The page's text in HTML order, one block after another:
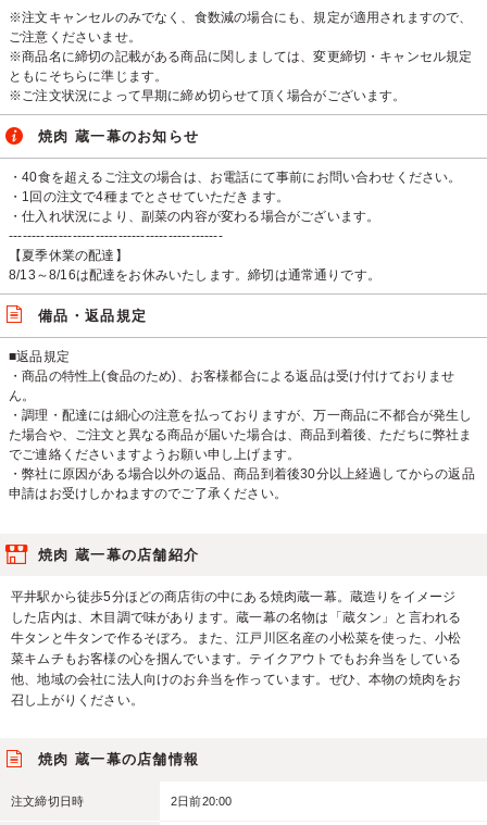
※注文キャンセルのみでなく、食数減の場合にも、規定が適用されますので、
ご注意くださいませ。
※商品名に締切の記載がある商品に関しましては、変更締切・キャンセル規定
ともにそちらに準じます。
※ご注文状況によって早期に締め切らせて頂く場合がございます。
焼肉 蔵一幕のお知らせ
・40食を超えるご注文の場合は、お電話にて事前にお問い合わせください。
・1回の注文で4種までとさせていただきます。
・仕入れ状況により、副菜の内容が変わる場合がございます。
-----------------------------------------------
【夏季休業の配達】
8/13～8/16は配達をお休みいたします。締切は通常通りです。
備品・返品規定
■返品規定
・商品の特性上(食品のため)、お客様都合による返品は受け付けておりませ
ん。
・調理・配達には細心の注意を払っておりますが、万一商品に不都合が発生し
た場合や、ご注文と異なる商品が届いた場合は、商品到着後、ただちに弊社ま
でご連絡くださいますようお願い申し上げます。
・弊社に原因がある場合以外の返品、商品到着後30分以上経過してからの返品
申請はお受けしかねますのでご了承ください。
焼肉 蔵一幕の店舗紹介
平井駅から徒歩5分ほどの商店街の中にある焼肉蔵一幕。蔵造りをイメージ
した店内は、木目調で味があります。蔵一幕の名物は「蔵タン」と言われる
牛タンと牛タンで作るそぼろ。また、江戸川区名産の小松菜を使った、小松
菜キムチもお客様の心を掴んでいます。テイクアウトでもお弁当をしている
他、地域の会社に法人向けのお弁当を作っています。ぜひ、本物の焼肉をお
召し上がりください。
焼肉 蔵一幕の店舗情報
注文締切日時 2日前20:00